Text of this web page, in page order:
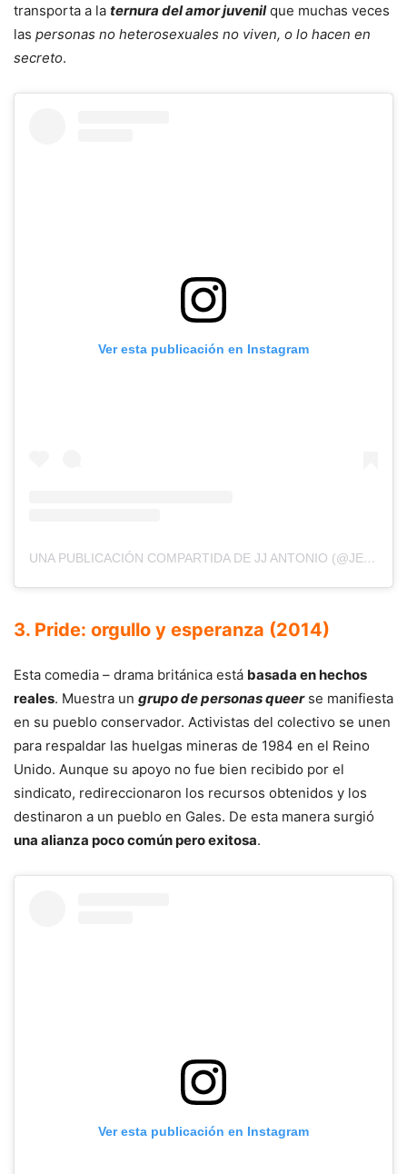
transporta a la ternura del amor juvenilque muchas veces
las personas no heterosexuales no viven, o lo hacen en
secreto.
Ver esta publicación en Instagram
UNA PUBLICACIÓN COMPARTIDA DE JJ ANTONIO (@JESUSZDBOY)
3. Pride: orgullo y esperanza (2014)
Esta comedia – drama británica está basada en hechos
reales. Muestra un grupo de personas queerse manifiesta
en su pueblo conservador. Activistas del colectivo se unen
para respaldar las huelgas mineras de 1984 en el Reino
Unido. Aunque su apoyo no fue bien recibido por el
sindicato, redireccionaron los recursos obtenidos y los
destinaron a un pueblo en Gales. De esta manera surgió
una alianza poco común pero exitosa.
Ver esta publicación en Instagram